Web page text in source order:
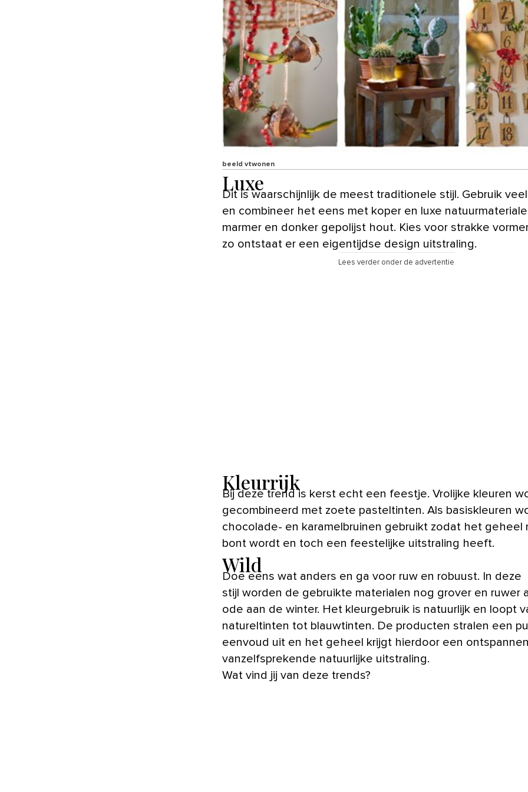
beeld vtwonen
Luxe
Dit is waarschijnlijk de meest traditionele stijl. Gebruik veel goud
en combineer het eens met koper en luxe
marmer en donker gepolijst hout. Kies voor strakke
zo ontstaat er een eigentijdse design uitstraling.
Lees verder onder de advertentie
Kleurrijk
Bij deze trend is kerst echt een feestje. Vrolijke kleuren
gecombineerd met zoete pasteltinten. Als basiskleuren
chocolade- en karamelbruinen gebruikt zodat het geheel
bont wordt en toch een feestelijke uitstraling heeft.
Wild
Doe eens wat anders en ga voor ruw en robuust. In deze
stijl worden de gebruikte materialen nog grover en ruwer
ode aan de winter. Het kleurgebruik is natuurlijk en loopt
natureltinten tot blauwtinten. De producten stralen een
eenvoud uit en het geheel krijgt hierdoor een ontspannen
vanzelfsprekende natuurlijke uitstraling.
Wat vind jij van deze trends?